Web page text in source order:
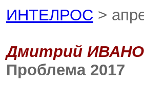
ИНТЕЛРОС >
Дмитрий
Проблема 2017